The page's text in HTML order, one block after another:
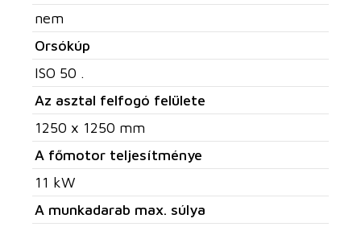
nem
Orsókúp
ISO 50 .
Az asztal felfogó felülete
1250 x 1250 mm
A főmotor teljesítménye
11 kW
A munkadarab max. súlya